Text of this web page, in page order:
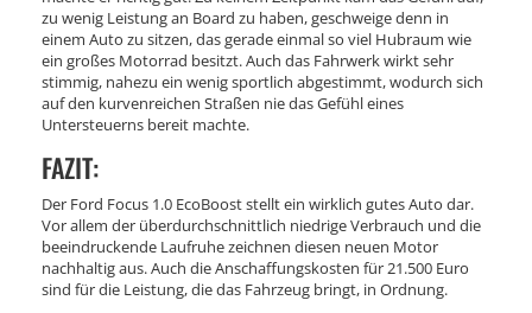
zu wenig Leistung an Board zu haben, geschweige denn in
einem Auto zu sitzen, das gerade einmal so viel Hubraum wie
ein großes Motorrad besitzt. Auch das Fahrwerk wirkt sehr
stimmig, nahezu ein wenig sportlich abgestimmt, wodurch sich
auf den kurvenreichen Straßen nie das Gefühl eines
Untersteuerns bereit machte.
FAZIT:
Der Ford Focus 1.0 EcoBoost stellt ein wirklich gutes Auto dar.
Vor allem der überdurchschnittlich niedrige Verbrauch und die
beeindruckende Laufruhe zeichnen diesen neuen Motor
nachhaltig aus. Auch die Anschaffungskosten für 21.500 Euro
sind für die Leistung, die das Fahrzeug bringt, in Ordnung.